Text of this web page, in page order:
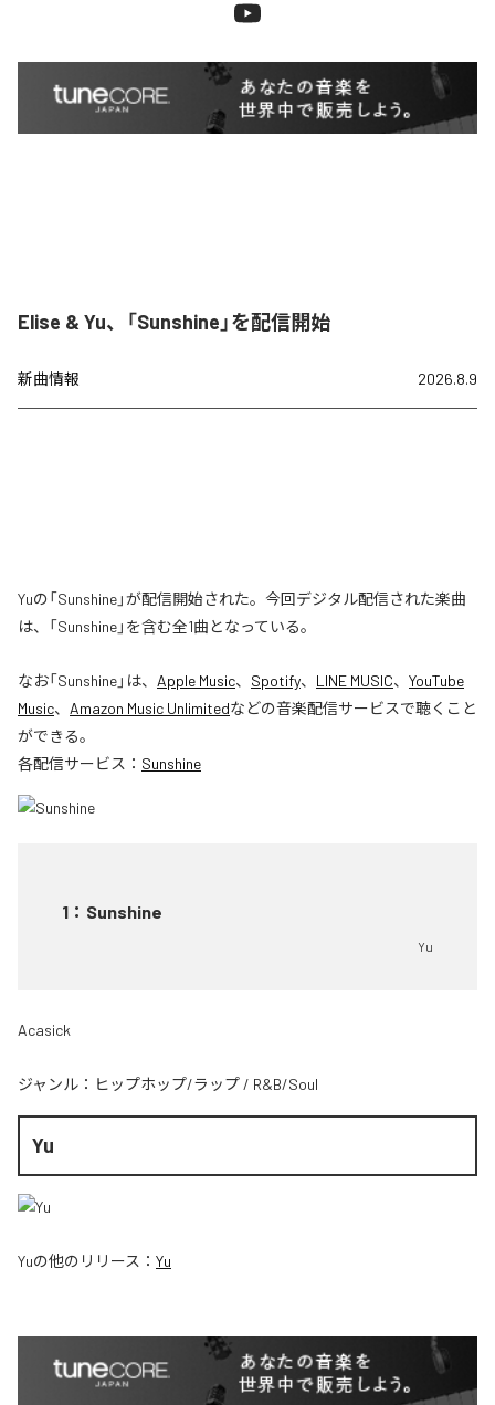
Elise & Yu、「Sunshine」を配信開始
新曲情報 2026.8.9
Yuの「Sunshine」が配信開始された。今回デジタル配信された楽曲
は、「Sunshine」を含む全1曲となっている。
なお「Sunshine」は、 Apple Music、 Spotify、 LINE MUSIC、 YouTube
Music、 Amazon Music Unlimitedなどの音楽配信サービスで聴くこと
ができる。
各配信サービス： Sunshine
1 ： Sunshine
Yu
Acasick
ジャンル： ヒップホップ/ラップ / R&B/Soul
Yu
Yuの他のリリース： Yu